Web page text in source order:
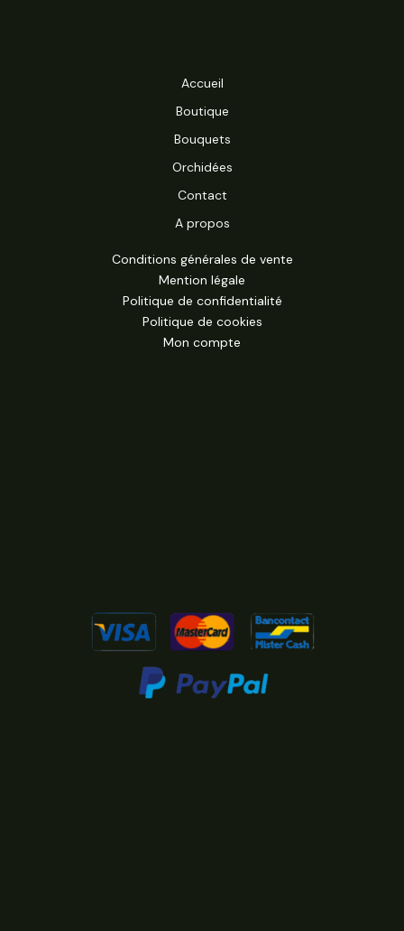
Accueil
Boutique
Bouquets
Orchidées
Contact
A propos
Conditions générales de vente
Mention légale
Politique de confidentialité
Politique de cookies
Mon compte